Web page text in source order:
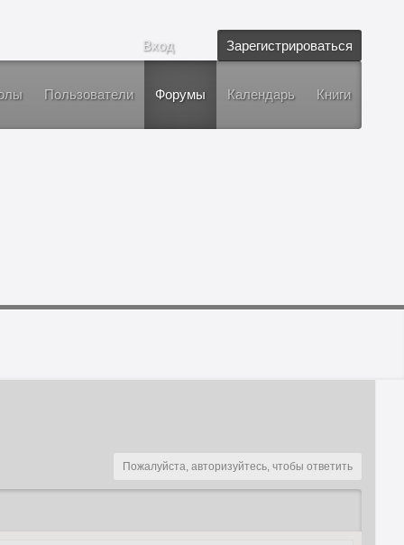
Вход Зарегистрироваться
Пользователи Форумы Календарь Книги
Пожалуйста, авторизуйтесь, чтобы ответить